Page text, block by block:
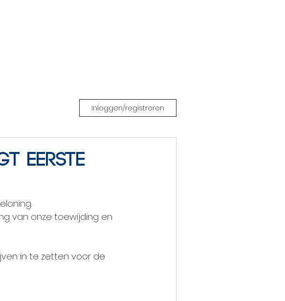
Inloggen/registreren
eerste
van onze toewijding en
in te zetten voor de